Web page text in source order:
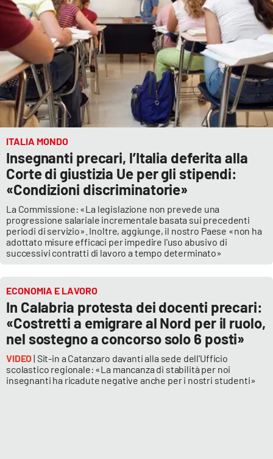
Destinazioni
Eventi
Food
Storie
LAC
NETWORK
Lacplay.it
Lactv.it
Laconair.it
Lacapitalenews.it
Ilreggino.it
Cosenzachannel.it
ITALIA MONDO
Insegnanti precari, l’Italia deferita alla
Corte di giustizia Ue per gli stipendi:
«Condizioni discriminatorie»
La Commissione: «La legislazione non prevede una
progressione salariale incrementale basata sui precedenti
periodi di servizio». Inoltre, aggiunge, il nostro Paese «non ha
adottato misure efficaci per impedire l'uso abusivo di
successivi contratti di lavoro a tempo determinato»
ECONOMIA E LAVORO
In Calabria protesta dei docenti precari:
«Costretti a emigrare al Nord per il ruolo,
nel sostegno a concorso solo 6 posti»
VIDEO| Sit-in a Catanzaro davanti alla sede dell'Ufficio
scolastico regionale: «La mancanza di stabilità per noi
insegnanti ha ricadute negative anche per i nostri studenti»